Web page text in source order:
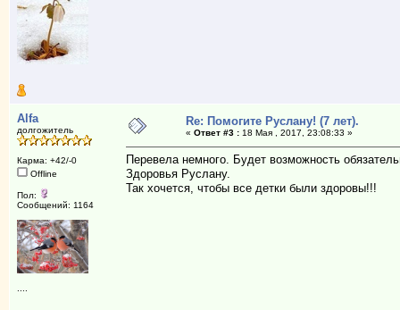
Alfa
долгожитель
Карма: +42/-0
Offline
Пол:
Сообщений: 1164
Re: Помогите Руслану! (7 лет).
« Ответ #3 :18 Мая , 2017, 23:08:33 »
Перевела немного. Будет возможность
Здоровья Руслану.
Так хочется, чтобы все детки были здоровы!!!